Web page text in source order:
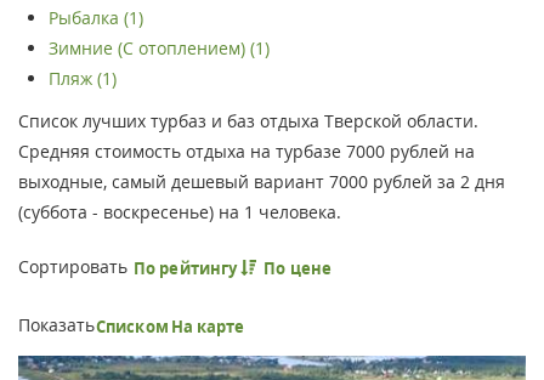
Рыбалка (1)
Зимние (С отоплением) (1)
Пляж (1)
Список лучших турбаз и баз отдыха Тверской области.
Средняя стоимость отдыха на турбазе 7000 рублей на
выходные, самый дешевый вариант 7000 рублей за 2 дня
(суббота - воскресенье) на 1 человека.
Сортировать По рейтингу По цене
ПоказатьСписком На карте